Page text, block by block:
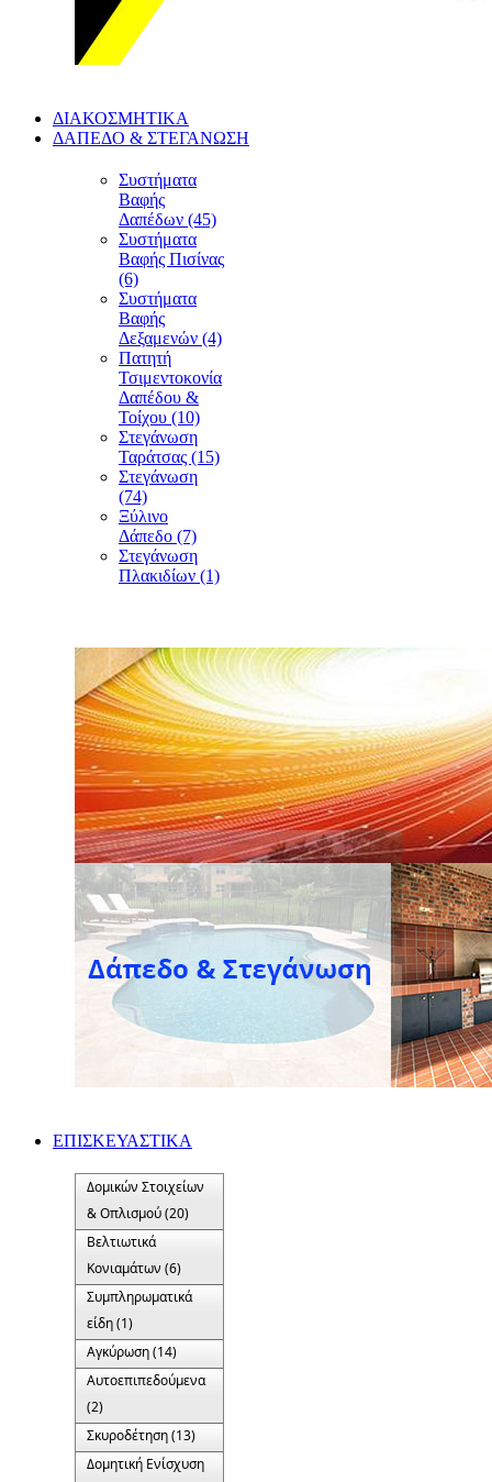
ΔΙΑΚΟΣΜΗΤΙΚΑ
ΔΑΠΕΔΟ & ΣΤΕΓΑΝΩΣΗ
Συστήματα
Βαφής
Δαπέδων (45)
Συστήματα
Βαφής Πισίνας
(6)
Συστήματα
Βαφής
Δεξαμενών (4)
Πατητή
Τσιμεντοκονία
Δαπέδου &
Τοίχου (10)
Στεγάνωση
Ταράτσας (15)
Στεγάνωση
(74)
Ξύλινο
Δάπεδο (7)
Στεγάνωση
Πλακιδίων (1)
ΕΠΙΣΚΕΥΑΣΤΙΚΑ
Δομικών Στοιχείων
& Οπλισμού (20)
Βελτιωτικά
Κονιαμάτων (6)
Συμπληρωματικά
είδη (1)
Αγκύρωση (14)
Αυτοεπιπεδούμενα
(2)
Σκυροδέτηση (13)
Δομητική Ενίσχυση